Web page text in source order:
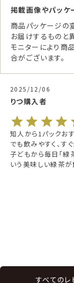
掲載画像やパッケ
商品パッケージの
お届けするものと
モニターにより商
合がございます。
た。ホットでもアイス
入しました。小学生の
、家の母からも「こう
大好評です。
すべてのレ